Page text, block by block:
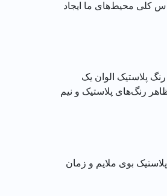
کلی محیط‌های ما ایجاد
پلاستیک الوان یک
رنگ‌های پلاستیک و نیم
بوی ملایم و زمان